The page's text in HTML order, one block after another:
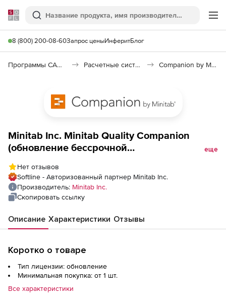
Softline
Поиск
8 (800) 200-08-60Запрос ценыИнферитБлог
Программы САПР и ГИС Расчетные системы и Научное программное обеспечение Companion by Minitab
Minitab Inc. Minitab Quality Companion
(обновление бессрочной
еще
Нет отзывов
Softline - Авторизованный партнер Minitab Inc.
Производитель: Minitab Inc.
Скопировать ссылку
Описание Характеристики Отзывы
Коротко о товаре
Тип лицензии: обновление
Минимальная покупка: от 1 шт.
Все характеристики